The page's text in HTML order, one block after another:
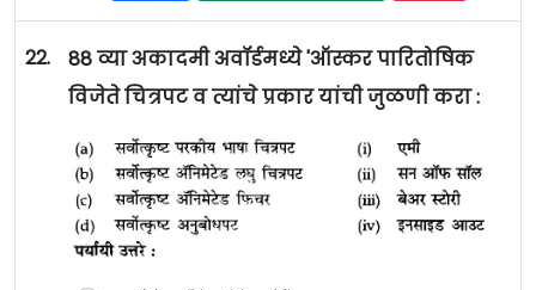
22.
88 व्या अकादमी अवॉर्डमध्ये 'ऑस्कर पारितोषिक
विजेते चित्रपट व त्यांचे प्रकार यांची जुळणी करा :